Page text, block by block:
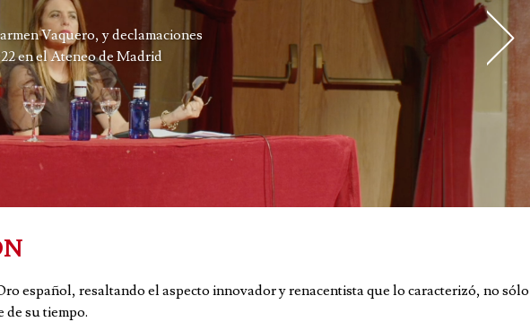
Vaquero, y declamaciones
en el Ateneo de Madrid
español, resaltando el aspecto innovador y renacentista que lo caracterizó, no sólo
de su tiempo.